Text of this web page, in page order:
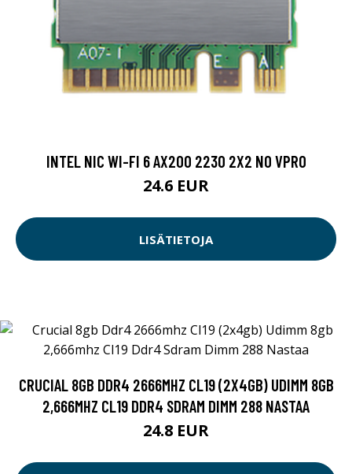
INTEL NIC WI-FI 6 AX200 2230 2X2 NO VPRO
24.6 EUR
LISÄTIETOJA
CRUCIAL 8GB DDR4 2666MHZ CL19 (2X4GB) UDIMM 8GB
2,666MHZ CL19 DDR4 SDRAM DIMM 288 NASTAA
24.8 EUR